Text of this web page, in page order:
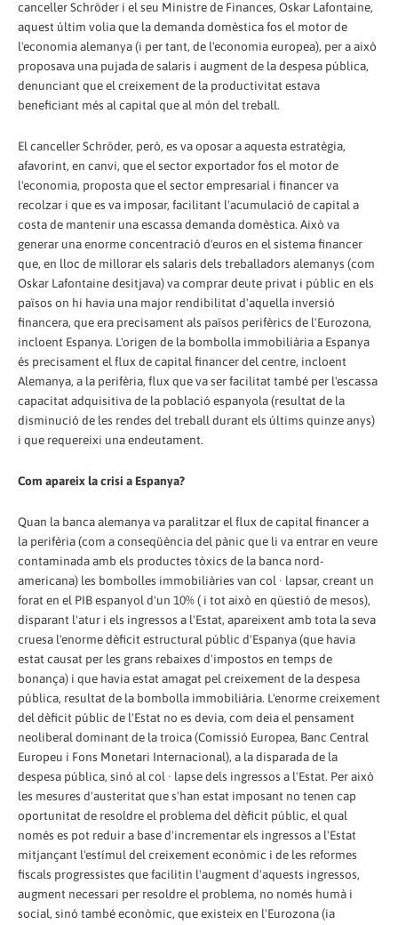
canceller Schröder i el seu Ministre de Finances, Oskar Lafontaine,
aquest últim volia que la demanda domèstica fos el motor de
l'economia alemanya (i per tant, de l'economia europea), per a això
proposava una pujada de salaris i augment de la despesa pública,
denunciant que el creixement de la productivitat estava
beneficiant més al capital que al món del treball.
El canceller Schröder, però, es va oposar a aquesta estratègia,
afavorint, en canvi, que el sector exportador fos el motor de
l'economia, proposta que el sector empresarial i financer va
recolzar i que es va imposar, facilitant l'acumulació de capital a
costa de mantenir una escassa demanda domèstica. Això va
generar una enorme concentració d'euros en el sistema financer
que, en lloc de millorar els salaris dels treballadors alemanys (com
Oskar Lafontaine desitjava) va comprar deute privat i públic en els
països on hi havia una major rendibilitat d'aquella inversió
financera, que era precisament als països perifèrics de l'Eurozona,
incloent Espanya. L'origen de la bombolla immobiliària a Espanya
és precisament el flux de capital financer del centre, incloent
Alemanya, a la perifèria, flux que va ser facilitat també per l'escassa
capacitat adquisitiva de la població espanyola (resultat de la
disminució de les rendes del treball durant els últims quinze anys)
i que requereixi una endeutament.
Com apareix la crisi a Espanya?
Quan la banca alemanya va paralitzar el flux de capital financer a
la perifèria (com a conseqüència del pànic que li va entrar en veure
contaminada amb els productes tòxics de la banca nord-
americana) les bombolles immobiliàries van col · lapsar, creant un
forat en el PIB espanyol d'un 10% ( i tot això en qüestió de mesos),
disparant l'atur i els ingressos a l'Estat, apareixent amb tota la seva
cruesa l'enorme dèficit estructural públic d'Espanya (que havia
estat causat per les grans rebaixes d'impostos en temps de
bonança) i que havia estat amagat pel creixement de la despesa
pública, resultat de la bombolla immobiliària. L'enorme creixement
del dèficit públic de l'Estat no es devia, com deia el pensament
neoliberal dominant de la troica (Comissió Europea, Banc Central
Europeu i Fons Monetari Internacional), a la disparada de la
despesa pública, sinó al col · lapse dels ingressos a l'Estat. Per això
les mesures d'austeritat que s'han estat imposant no tenen cap
oportunitat de resoldre el problema del dèficit públic, el qual
només es pot reduir a base d'incrementar els ingressos a l'Estat
mitjançant l'estímul del creixement econòmic i de les reformes
fiscals progressistes que facilitin l'augment d'aquests ingressos,
augment necessari per resoldre el problema, no només humà i
social, sinó també econòmic, que existeix en l'Eurozona (ia